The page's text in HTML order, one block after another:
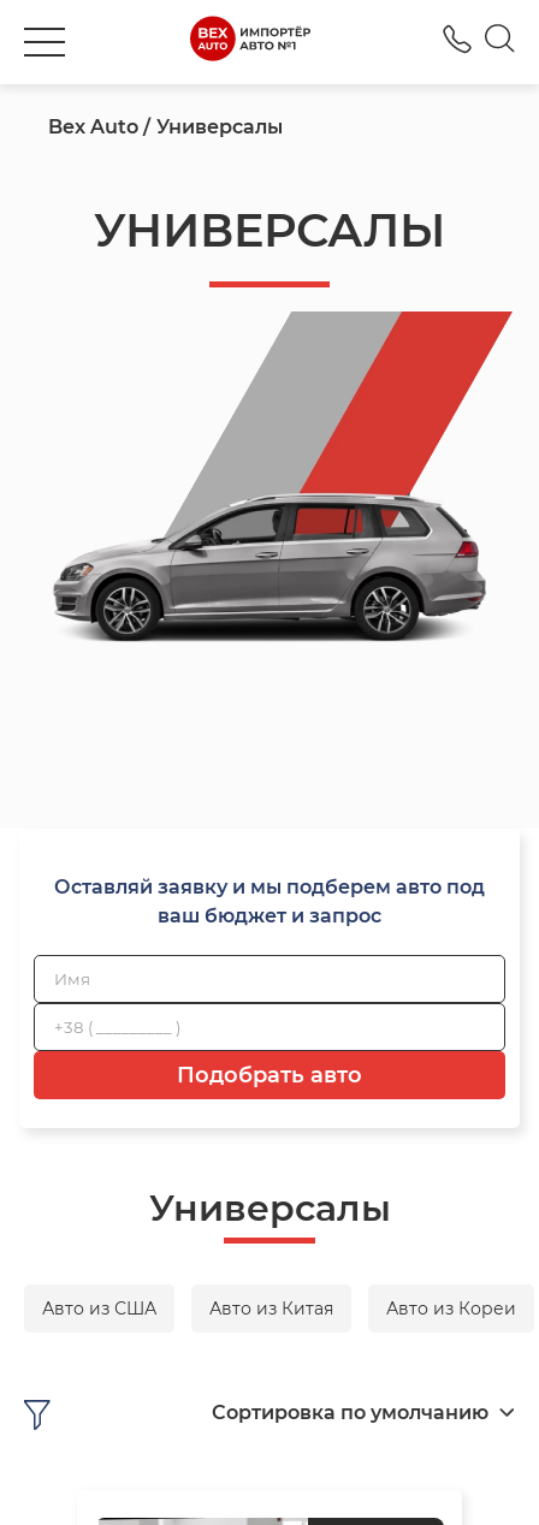
Bex Auto Универсалы
УНИВЕРСАЛЫ
Оставляй заявку и мы подберем авто под
ваш бюджет и запрос
Подобрать авто
Универсалы
Авто из США Авто из Китая Авто из Кореи
Сортировка по умолчанию